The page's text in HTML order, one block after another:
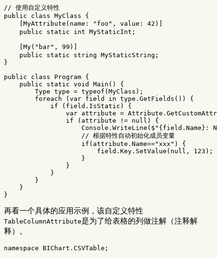
// 使用自定义特性
public
class MyClass
{
MyAttribute ( name : "foo" , value : 42 )]
public
static int MyStaticInt ;
My( "bar" , 99 )]
public
static string MyStaticString ;
}
public
class Program {
public
static void Main ()
{
Type type = typeof ( MyClass );
foreach
( var field in type . GetFields ())
{
if
( field . IsStatic )
{
var attribute = Attribute .
if
( attribute != null )
{
Console . WriteLine ( $" { field . Name } :
// 根据特性自动初始化成员变量
if ( attribute . Name=="xxx" )
{
field . Key . SetValue ( null , 123 );
}
}
}
}
}
}
再看一个具体的应用示例，该自定义特性
TableColumnAttribute是为了给表格的列做注解（注释解
释）。
namespace BIChart.CSVTable ;